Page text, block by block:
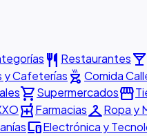
restaurant Restauranteslocal_bar
y Cafeterías outdoor_grill Comida
shopping_cartSupermercadosstorefront
local_pharmacyFarmaciascheckroomRopa y
devicesElectrónica y